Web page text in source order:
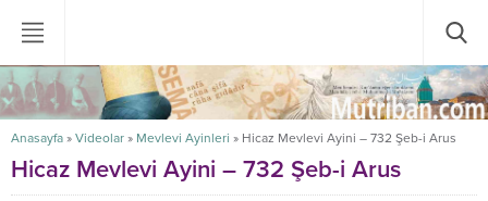
Anasayfa » Videolar » Mevlevi Ayinleri » Hicaz Mevlevi Ayini – 732 Şeb-i Arus
Hicaz Mevlevi Ayini – 732 Şeb-i Arus